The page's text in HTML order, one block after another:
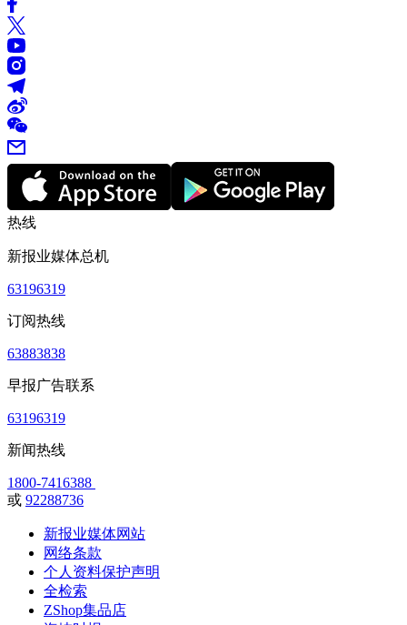
热线
新报业媒体总机
63196319
订阅热线
63883838
早报广告联系
63196319
新闻热线
1800-7416388
或 92288736
新报业媒体网站
网络条款
个人资料保护声明
全检索
ZShop集品店